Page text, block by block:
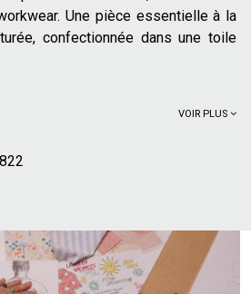
Une pièce essentielle à la
confectionnée dans une toile
et moderne, portez cette
un t-shirt ou un pull en maille fine,
VOIR PLUS